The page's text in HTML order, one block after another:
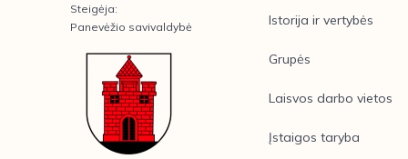
Steigėja:
Panevėžio savivaldybė
Istorija ir vertybės
Grupės
Laisvos darbo vietos
Įstaigos taryba